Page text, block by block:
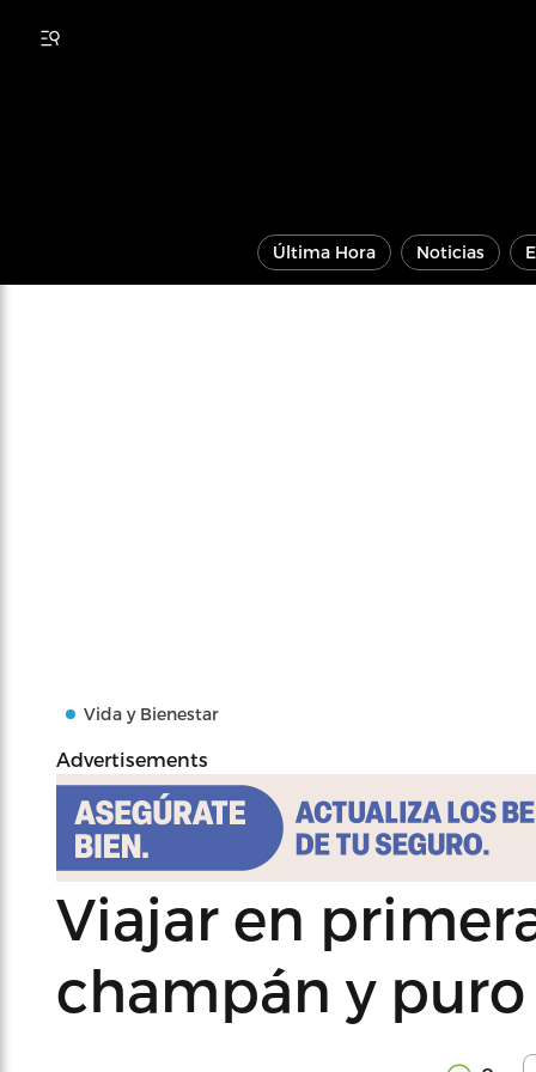
Última Hora Noticias
Vida y Bienestar
Advertisements
Viajar en
champán y